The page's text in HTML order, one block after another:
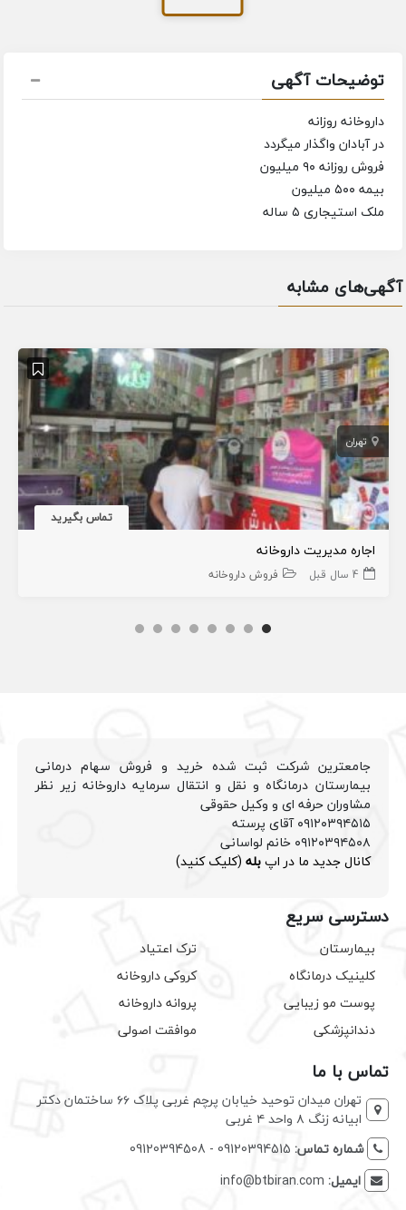
توضیحات آگهی
داروخانه روزانه
در آبادان واگذار میگردد
فروش روزانه ۹۰ میلیون
بیمه ۵۰۰ میلیون
ملک استیجاری ۵ ساله
آگهی‌های مشابه
تهران
تماس بگیرید
اجاره مدیریت داروخانه
4 سال قبل فروش داروخانه
جامعترین شرکت ثبت شده خرید و فروش سهام درمانی
بیمارستان درمانگاه و نقل و انتقال سرمایه داروخانه زیر نظر
مشاوران حرفه ای و وکیل حقوقی
۰۹۱۲۰۳۹۴۵۱۵ آقای پرسته
۰۹۱۲۰۳۹۴۵۰۸ خانم لواسانی
کانال جدید ما در اپبله (کلیک کنید)
دسترسی سریع
بیمارستان
کلینیک درمانگاه
پوست مو زیبایی
دندانپزشکی
ترک اعتیاد
کروکی داروخانه
پروانه داروخانه
موافقت اصولی
تماس با ما
تهران میدان توحید خیابان پرچم غربی پلاک ۶۶ ساختمان دکتر
ابیانه زنگ ۸ واحد ۴ غربی
شماره تماس: 09120394515 - 09120394508
ایمیل: info@btbiran.com